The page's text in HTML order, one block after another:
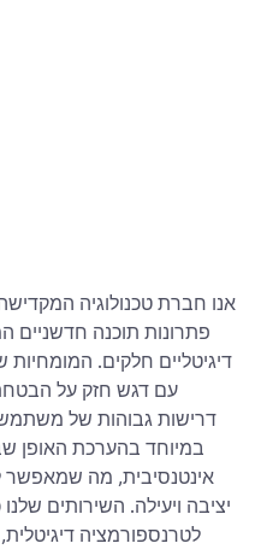
פתרונות תוכנה חדשניים
דיגיטליים חלקים. המומחיות
עם דגש חזק על
דרישות גבוהות של
במיוחד בהערכת האופן
אינטנסיבית, מה שמאפשר
יציבה ויעילה. השירותים שלנו
לטרנספורמציה